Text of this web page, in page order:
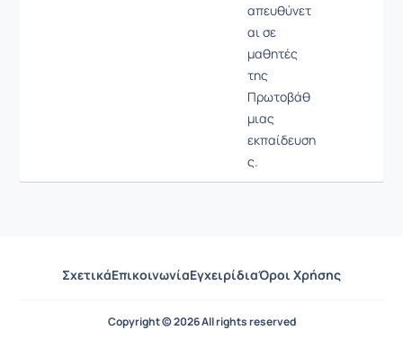
απευθύνετ
αι σε
μαθητές
της
Πρωτοβάθ
μιας
εκπαίδευση
ς.
ΣχετικάΕπικοινωνίαΕγχειρίδιαΌροι Χρήσης
Copyright © 2026 All rights reserved